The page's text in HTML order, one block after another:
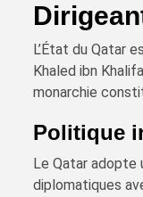
L’État du Qatar
Khaled ibn
monarchie
Politique
Le Qatar adopte
diplomatiques